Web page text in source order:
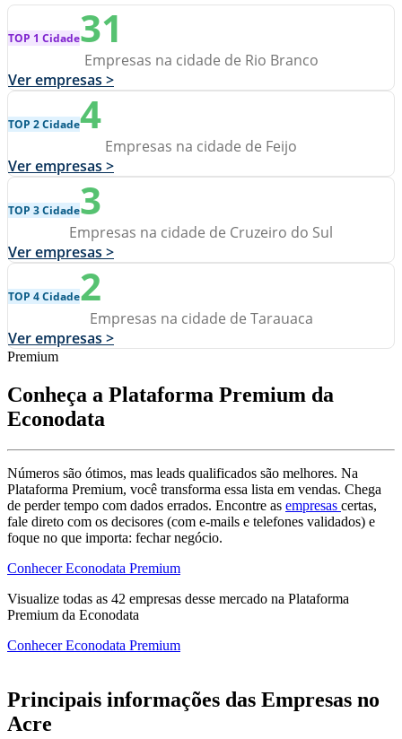
TOP 1 Cidade31
Empresas na cidade de Rio Branco
Ver empresas >
TOP 2 Cidade4
Empresas na cidade de Feijo
Ver empresas >
TOP 3 Cidade3
Empresas na cidade de Cruzeiro do Sul
Ver empresas >
TOP 4 Cidade2
Empresas na cidade de Tarauaca
Ver empresas >
Premium
Conheça a Plataforma Premium da
Econodata
Números são ótimos, mas leads qualificados são melhores. Na
Plataforma Premium, você transforma essa lista em vendas. Chega
de perder tempo com dados errados. Encontre as empresas certas,
fale direto com os decisores (com e-mails e telefones validados) e
foque no que importa: fechar negócio.
Conhecer Econodata Premium
Visualize todas as 42 empresas desse mercado na Plataforma
Premium da Econodata
Conhecer Econodata Premium
Principais informações das Empresas no
Acre